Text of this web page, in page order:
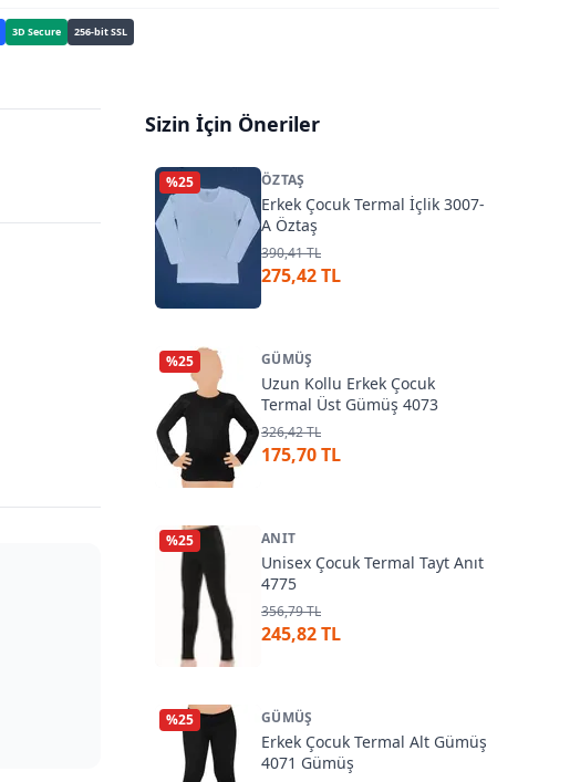
3D Secure 256-bit SSL
Sizin İçin Öneriler
%25 ÖZTAŞ
Erkek Çocuk Termal İçlik 3007-
A Öztaş
390,41 TL
275,42 TL
%25 GÜMÜŞ
Uzun Kollu Erkek Çocuk
Termal Üst Gümüş 4073
326,42 TL
175,70 TL
%25 ANIT
Unisex Çocuk Termal Tayt Anıt
4775
356,79 TL
245,82 TL
%25 GÜMÜŞ
Erkek Çocuk Termal Alt Gümüş
4071 Gümüş